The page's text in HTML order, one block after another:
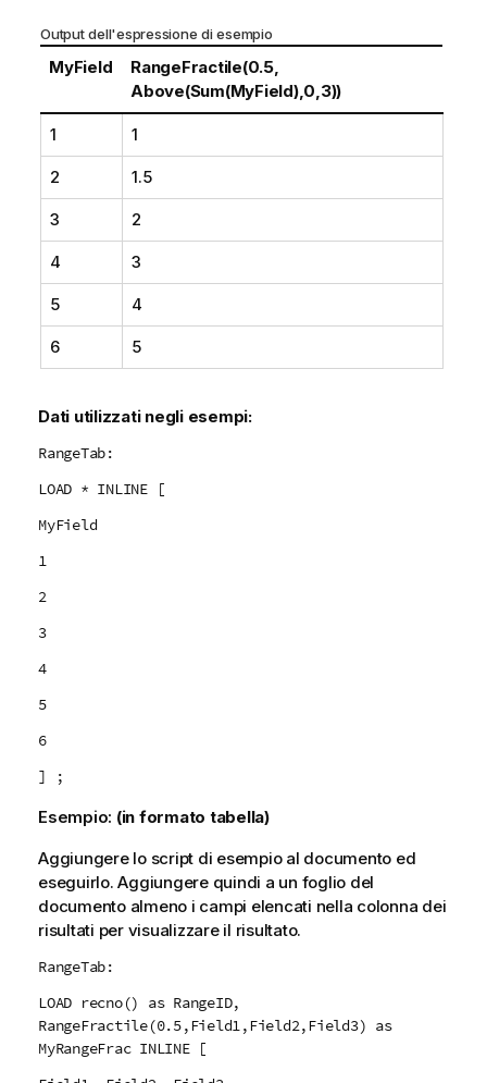
Output dell'espressione di esempio
MyField
RangeFractile(0.5,
Above(Sum(MyField),0,3))
1 1
2 1.5
3 2
4 3
5 4
6 5
Dati utilizzati negli esempi:
RangeTab:
LOAD * INLINE [
MyField
1
2
3
4
5
6
] ;
Esempio: (in formato tabella)
Aggiungere lo script di esempio al documento ed
eseguirlo. Aggiungere quindi a un foglio del
documento almeno i campi elencati nella colonna dei
risultati per visualizzare il risultato.
RangeTab:
LOAD recno() as RangeID,
RangeFractile(0.5,Field1,Field2,Field3) as
MyRangeFrac INLINE [